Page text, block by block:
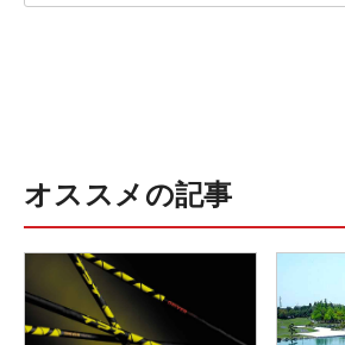
オススメの記事